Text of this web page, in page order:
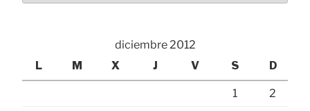
diciembre 2012
L
M X J V S D
1
2